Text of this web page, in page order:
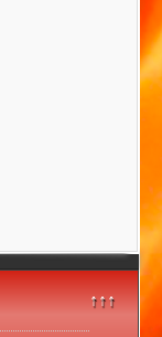
↑↑↑